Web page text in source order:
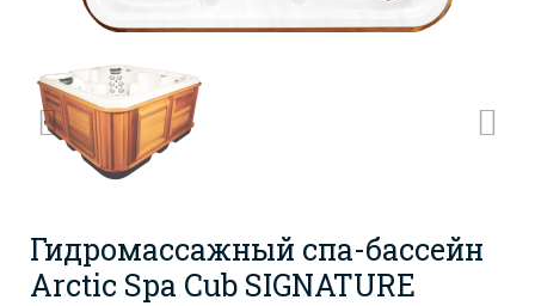
Гидромассажный спа-бассейн
Arctic Spa Cub SIGNATURE